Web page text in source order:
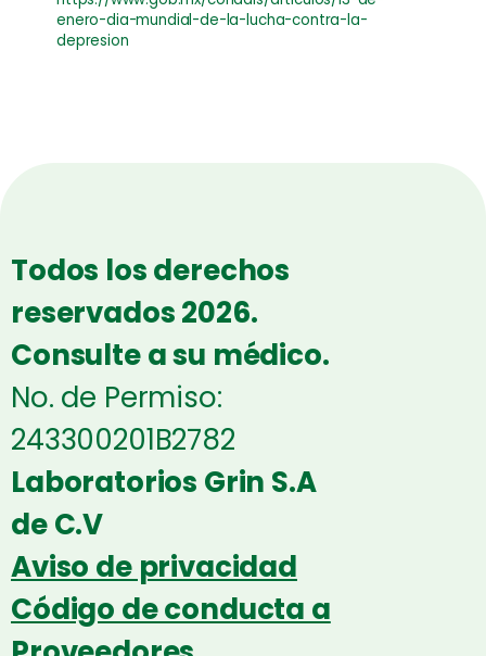
enero-dia-mundial-de-la-lucha-contra-la-
depresion
Todos los derechos
reservados 2026.
Consulte a su médico.
No. de Permiso:
243300201B2782
Laboratorios Grin S.A
de C.V
Aviso de privacidad
Código de conducta a